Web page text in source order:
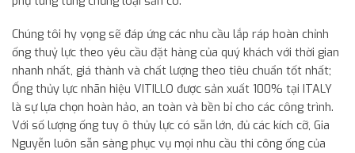
Chúng tôi hy vọng sẽ đáp ứng các nhu cầu lắp ráp hoàn chỉnh
ống thuỷ lực theo yêu cầu đặt hàng của quý khách với thời gian
nhanh nhất, giá thành và chất lượng theo tiêu chuẩn tốt nhất;
Ống thủy lực nhãn hiệu VITILLO được sản xuất 100% tại ITALY
là sự lựa chọn hoàn hảo, an toàn và bền bỉ cho các công trình.
Với số lượng ống tuy ô thủy lực có sẵn lớn, đủ các kích cỡ, Gia
Nguyễn luôn sẵn sàng phục vụ mọi nhu cầu thi công ống của